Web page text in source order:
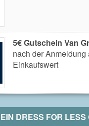
5€ Gutschein Van
nach der
Einkaufswert
DRESS FOR LESS